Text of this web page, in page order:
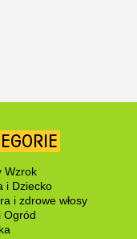
Wzrok
i Dziecko
i zdrowe włosy
Ogród